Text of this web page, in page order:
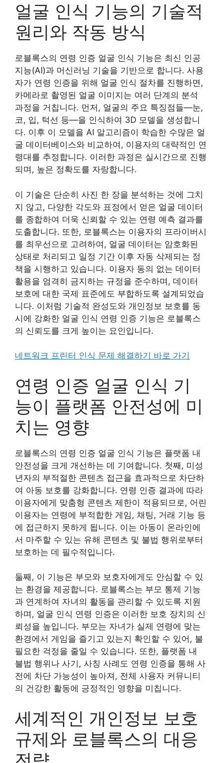
얼굴 인식 기능의 기술적
원리와 작동 방식
로블록스의 연령 인증 얼굴 인식 기능은 최신 인공
지능(AI)과 머신러닝 기술을 기반으로 합니다. 사용
자가 연령 인증을 위해 얼굴 인식 절차를 진행하면,
카메라로 촬영된 얼굴 이미지는 여러 단계의 분석
과정을 거칩니다. 먼저, 얼굴의 주요 특징점들—눈,
코, 입, 턱선 등—을 인식하여 3D 모델을 생성합니
다. 이후 이 모델을 AI 알고리즘이 학습한 수많은 얼
굴 데이터베이스와 비교하여, 이용자의 대략적인 연
령대를 추정합니다. 이러한 과정은 실시간으로 진행
되며, 높은 정확도를 자랑합니다.
이 기술은 단순히 사진 한 장을 분석하는 것에 그치
지 않고, 다양한 각도와 표정에서 얻은 얼굴 데이터
를 종합하여 더욱 신뢰할 수 있는 연령 예측 결과를
도출합니다. 또한, 로블록스는 이용자의 프라이버시
를 최우선으로 고려하여, 얼굴 데이터는 암호화된
상태로 처리되고 일정 기간 이후 자동 삭제되는 정
책을 시행하고 있습니다. 이용자 동의 없는 데이터
활용을 엄격히 금지하는 규정을 준수하며, 데이터
보호에 대한 국제 표준에도 부합하도록 설계되었습
니다. 이처럼 기술적 완성도와 개인정보 보호를 동
시에 강화한 얼굴 인식 연령 인증 기능은 로블록스
의 신뢰도를 크게 높이는 요인입니다.
네트워크 프린터 인식 문제 해결하기 바로 가기
연령 인증 얼굴 인식 기
능이 플랫폼 안전성에 미
치는 영향
로블록스의 연령 인증 얼굴 인식 기능은 플랫폼 내
안전성을 크게 개선하는 데 기여합니다. 첫째, 미성
년자의 부적절한 콘텐츠 접근을 효과적으로 차단하
여 아동 보호를 강화합니다. 연령 인증 결과에 따라
이용자에게 맞춤형 콘텐츠 제한이 적용되므로, 어린
이용자는 연령에 부적합한 게임, 채팅, 거래 기능 등
에 접근하지 못하게 됩니다. 이는 아동이 온라인에
서 마주할 수 있는 유해 콘텐츠 및 불법 행위로부터
보호하는 데 필수적입니다.
둘째, 이 기능은 부모와 보호자에게도 안심할 수 있
는 환경을 제공합니다. 로블록스는 부모 통제 기능
과 연계하여 자녀의 활동을 관리할 수 있도록 지원
하며, 얼굴 인식 연령 인증은 이러한 보호 장치의 신
뢰성을 높입니다. 부모는 자녀가 실제 연령에 맞는
환경에서 게임을 즐기고 있는지 확인할 수 있어, 불
필요한 걱정을 줄일 수 있습니다. 또한, 플랫폼 내
불법 행위나 사기, 사칭 사례도 연령 인증을 통해 사
전에 차단 가능성이 높아져, 전체 사용자 커뮤니티
의 건강한 활동에 긍정적인 영향을 미칩니다.
세계적인 개인정보 보호
규제와 로블록스의 대응